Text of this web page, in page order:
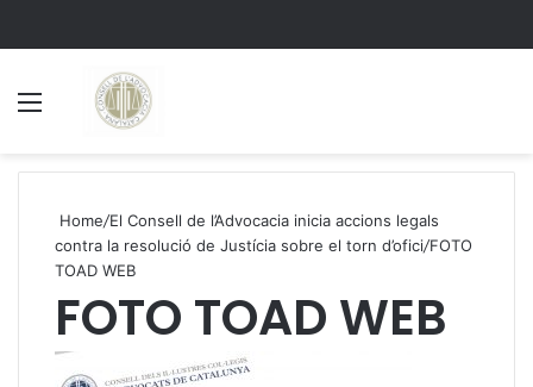
Home/El Consell de l’Advocacia inicia accions legals
contra la resolució de Justícia sobre el torn d’ofici/FOTO
TOAD WEB
FOTO TOAD WEB